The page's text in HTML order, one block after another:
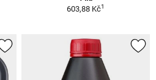
603,88 Kč1